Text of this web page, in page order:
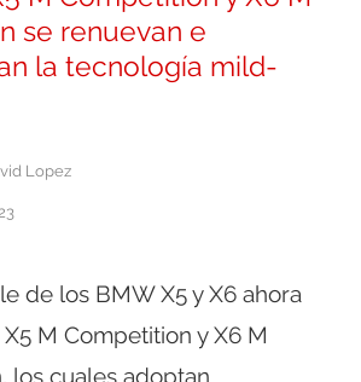
se renuevan e
la tecnología mild-
Lopez
de los BMW X5 y X6 ahora
M Competition y X6 M
los cuales adoptan